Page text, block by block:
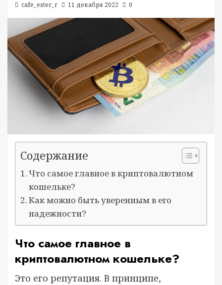
cafe_ester_r 11 декабря 2022 0
Содержание
Что самое главное в криптовалютном
кошельке?
Как можно быть уверенным в его
надежности?
Что самое главное в
криптовалютном кошельке?
Это его репутация. В принципе,